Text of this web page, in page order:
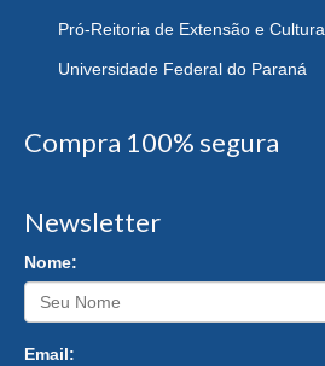
Pró-Reitoria de Extensão e Cultura
Universidade Federal do Paraná
Compra 100% segura
Newsletter
Nome:
Email: